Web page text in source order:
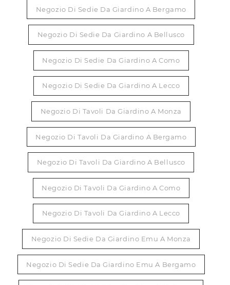
Negozio Di Sedie Da Giardino A Bergamo
Negozio Di Sedie Da Giardino A Bellusco
Negozio Di Sedie Da Giardino A Como
Negozio Di Sedie Da Giardino A Lecco
Negozio Di Tavoli Da Giardino A Monza
Negozio Di Tavoli Da Giardino A Bergamo
Negozio Di Tavoli Da Giardino A Bellusco
Negozio Di Tavoli Da Giardino A Como
Negozio Di Tavoli Da Giardino A Lecco
Negozio Di Sedie Da Giardino Emu A Monza
Negozio Di Sedie Da Giardino Emu A Bergamo